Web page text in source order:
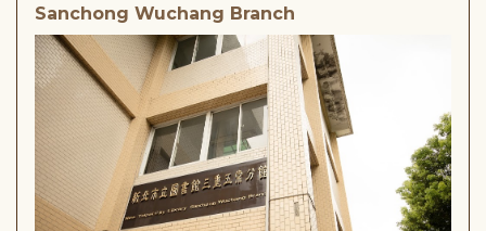
Sanchong Wuchang Branch